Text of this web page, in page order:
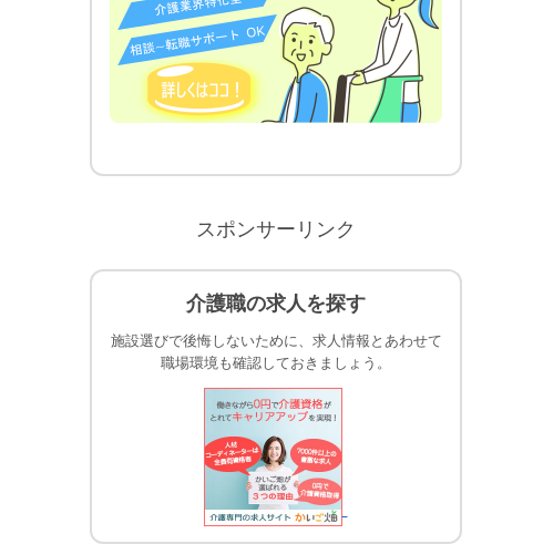
スポンサーリンク
介護職の求人を探す
施設選びで後悔しないために、求人情報とあわせて
職場環境も確認しておきましょう。